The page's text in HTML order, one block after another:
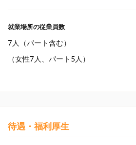
就業場所の従業員数
7人（パート含む）
（女性7人、パート5人）
待遇・福利厚生